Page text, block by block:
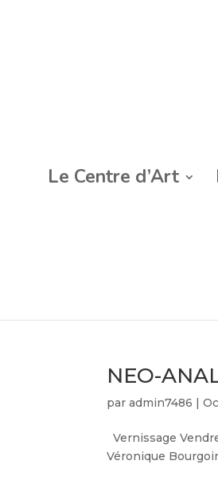
Le Centre d’Art
NEO-
paradmin7486 |
Vernissage
Véronique